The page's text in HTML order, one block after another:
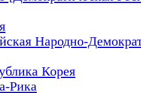
Народно-
Корея
Рика